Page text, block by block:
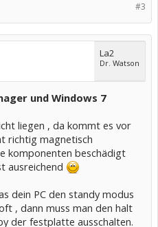
#3
La2
Dr. Watson
und Windows 7
liegen , da kommt es vor
richtig magnetisch
komponenten beschädigt
ausreichend
dein PC den standy modus
, dann muss man den halt
der festplatte ausschalten.